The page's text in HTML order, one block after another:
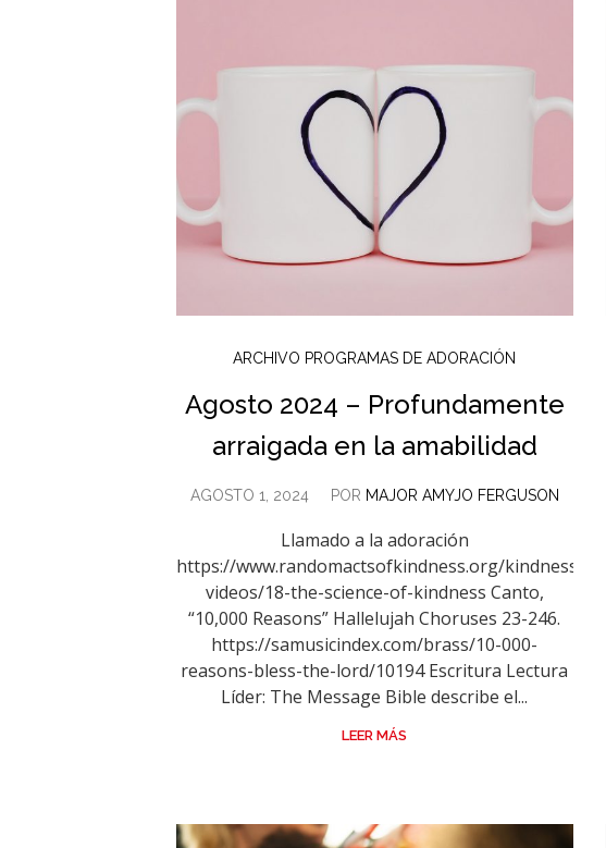
ARCHIVO PROGRAMAS DE ADORACIÓN
Agosto 2024 – Profundamente
arraigada en la amabilidad
AGOSTO 1, 2024 POR MAJOR AMYJO FERGUSON
Llamado a la adoración
https://www.randomactsofkindness.org/kindness-
videos/18-the-science-of-kindness Canto,
“10,000 Reasons” Hallelujah Choruses 23-246.
https://samusicindex.com/brass/10-000-
reasons-bless-the-lord/10194 Escritura Lectura
Líder: The Message Bible describe el...
LEER MÁS